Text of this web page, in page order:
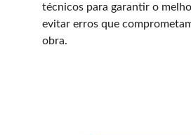
técnicos para garantir o
evitar erros que
obra.